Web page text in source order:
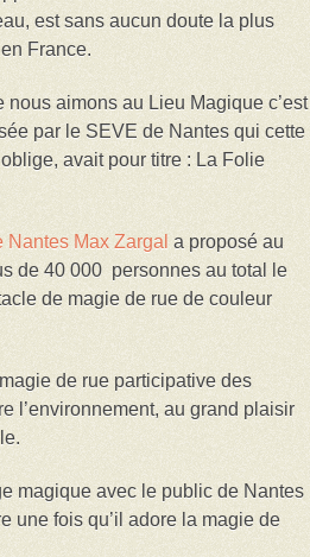
est sans aucun doute la plus
France.
nous aimons au Lieu Magique c’est
par le SEVE de Nantes qui cette
avait pour titre : La Folie
Nantes Max Zargal a proposé au
de 40 000 personnes au total le
de magie de rue de couleur
magie de rue participative des
l’environnement, au grand plaisir
magique avec le public de Nantes
une fois qu’il adore la magie de